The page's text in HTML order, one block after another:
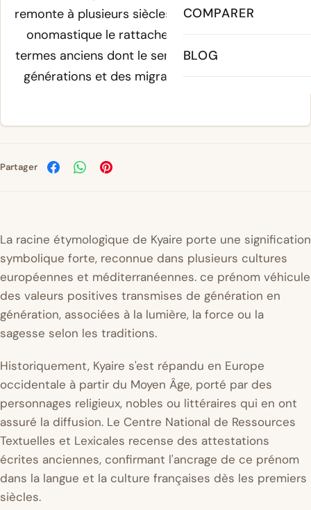
COMPARER
BLOG
remonte à plusieurs siècles, et les spécialistes en
onomastique le rattachent à un ensemble de
termes anciens dont le sens s'est affiné au fil des
générations et des migrations de populations.
Partager
La racine étymologique de Kyaire porte une signification
symbolique forte, reconnue dans plusieurs cultures
européennes et méditerranéennes. ce prénom véhicule
des valeurs positives transmises de génération en
génération, associées à la lumière, la force ou la
sagesse selon les traditions.
Historiquement, Kyaire s'est répandu en Europe
occidentale à partir du Moyen Âge, porté par des
personnages religieux, nobles ou littéraires qui en ont
assuré la diffusion. Le Centre National de Ressources
Textuelles et Lexicales recense des attestations
écrites anciennes, confirmant l'ancrage de ce prénom
dans la langue et la culture françaises dès les premiers
siècles.